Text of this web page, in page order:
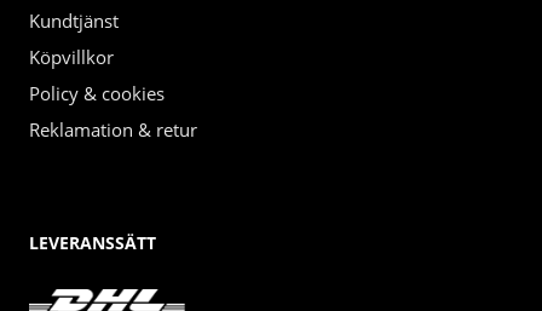
Kundtjänst
Köpvillkor
Policy & cookies
Reklamation & retur
LEVERANSSÄTT